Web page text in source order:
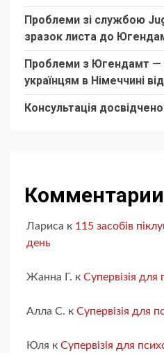
Проблеми зі службою
зразок листа до
Проблеми з Югендамт —
українцям в Німеччині
Консультація
Комментарии
Лариса к 115 засобів
день
Жанна Г. к Супервізія для
Алла С. к Супервізія для
Юля к Супервізія для